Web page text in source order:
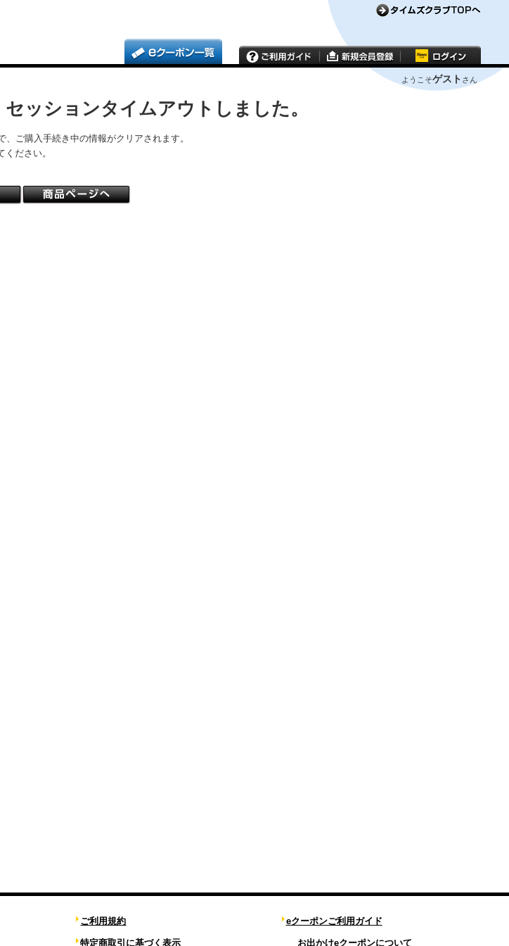
ようこそゲスト さん
ッションタイムアウトしました。
ご購入手続き中の情報がクリアされます。
ださい。
ご利用規約
特定商取引に基づく表示
eクーポンご利用ガイド
お出かけeクーポンについて